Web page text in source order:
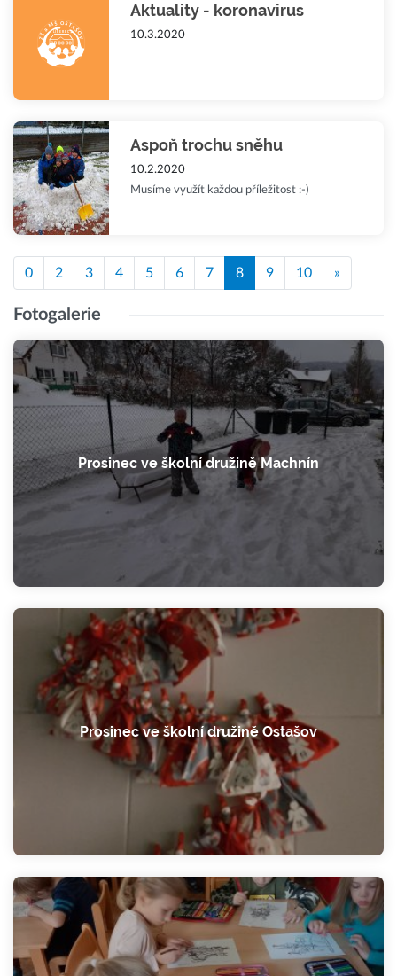
Aktuality - koronavirus
10.3.2020
Aspoň trochu sněhu
10.2.2020
Musíme využít každou příležitost :-)
0 2 3 4 5 6 7 8 9 10 »
Fotogalerie
Prosinec ve školní družině Machnín
Prosinec ve školní družině Ostašov